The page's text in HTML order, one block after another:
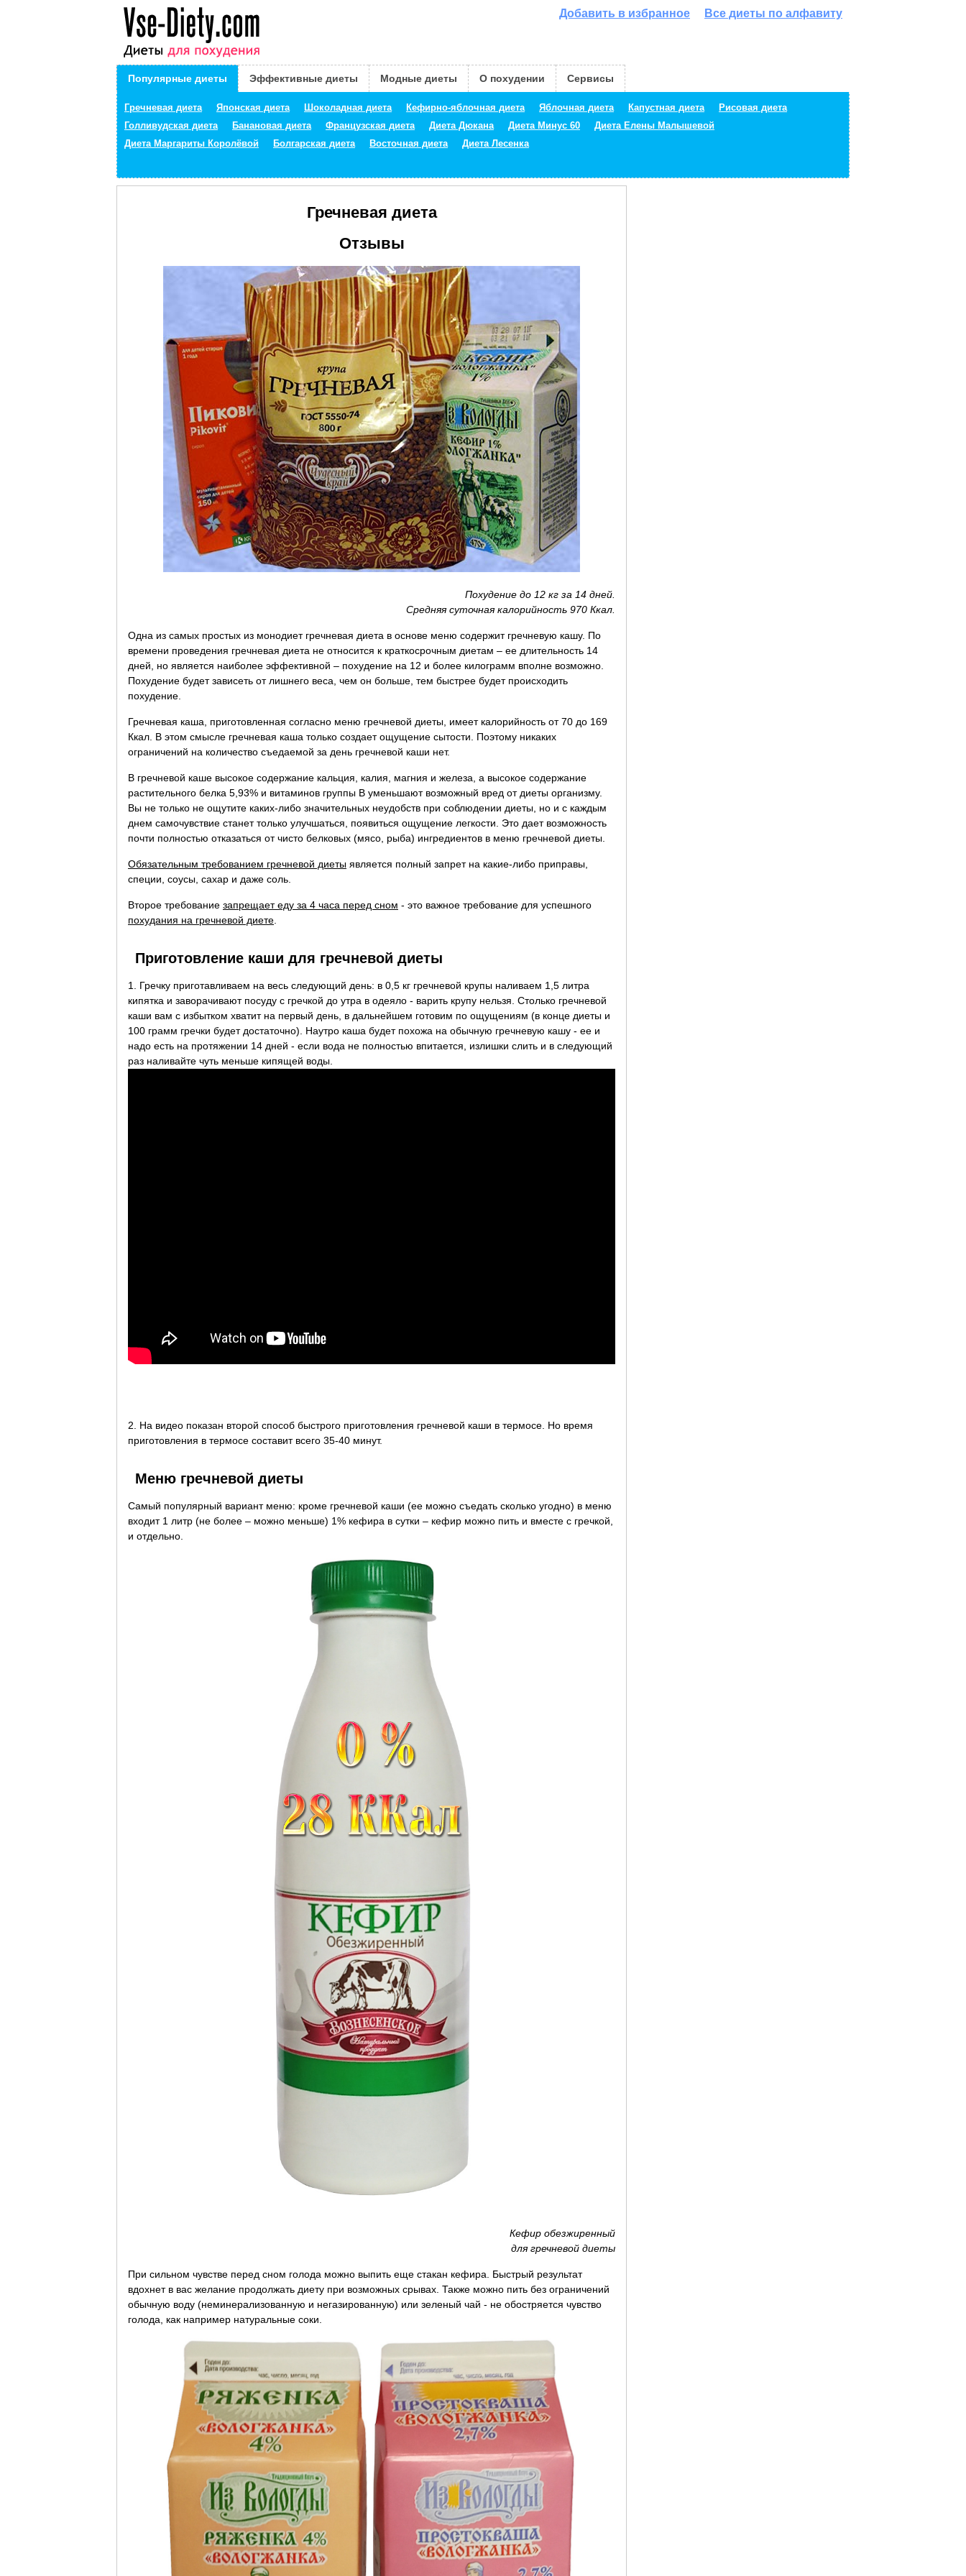
Все диеты по алфавиту
Добавить в избранное
Популярные диеты
Гречневая диета Японская диета Шоколадная диета Кефирно-яблочная диета Яблочная диета Капустная диета
Рисовая диета
Голливудская диета
Банановая диета Французская диета Диета Дюкана Диета Минус 60
Диета Елены Малышевой
Диета Маргариты Королёвой
Болгарская диета Восточная диета Диета Лесенка
Эффективные диеты Модные диеты О похудении Сервисы
Гречневая диета
Отзывы
Похудение до 12 кг за 14 дней.
Средняя суточная калорийность 970 Ккал.
Одна из самых простых из монодиет гречневая диета в основе меню содержит гречневую кашу. По
времени проведения гречневая диета не относится к краткосрочным диетам – ее длительность 14
дней, но является наиболее эффективной – похудение на 12 и более килограмм вполне возможно.
Похудение будет зависеть от лишнего веса, чем он больше, тем быстрее будет происходить
похудение.
Гречневая каша, приготовленная согласно меню гречневой диеты, имеет калорийность от 70 до 169
Ккал. В этом смысле гречневая каша только создает ощущение сытости. Поэтому никаких
ограничений на количество съедаемой за день гречневой каши нет.
В гречневой каше высокое содержание кальция, калия, магния и железа, а высокое содержание
растительного белка 5,93% и витаминов группы B уменьшают возможный вред от диеты организму.
Вы не только не ощутите каких-либо значительных неудобств при соблюдении диеты, но и с каждым
днем самочувствие станет только улучшаться, появиться ощущение легкости. Это дает возможность
почти полностью отказаться от чисто белковых (мясо, рыба) ингредиентов в меню гречневой диеты.
Обязательным требованием гречневой диеты является полный запрет на какие-либо приправы,
специи, соусы, сахар и даже соль.
Второе требование запрещает еду за 4 часа перед сном - это важное требование для успешного
похудания на гречневой диете
Приготовление каши для гречневой диеты
1. Гречку приготавливаем на весь следующий день: в 0,5 кг гречневой крупы наливаем 1,5 литра
кипятка и заворачивают посуду с гречкой до утра в одеяло - варить крупу нельзя. Столько гречневой
каши вам с избытком хватит на первый день, в дальнейшем готовим по ощущениям (в конце диеты и
100 грамм гречки будет достаточно). Наутро каша будет похожа на обычную гречневую кашу - ее и
надо есть на протяжении 14 дней - если вода не полностью впитается, излишки слить и в следующий
раз наливайте чуть меньше кипящей воды.
2. На видео показан второй способ быстрого приготовления гречневой каши в термосе. Но время
приготовления в термосе составит всего 35-40 минут.
Меню гречневой диеты
Самый популярный вариант меню: кроме гречневой каши (ее можно съедать сколько угодно) в меню
входит 1 литр (не более – можно меньше) 1% кефира в сутки – кефир можно пить и вместе с гречкой,
и отдельно.
Кефир обезжиренный
для гречневой диеты
При сильном чувстве перед сном голода можно выпить еще стакан кефира. Быстрый результат
вдохнет в вас желание продолжать диету при возможных срывах. Также можно пить без ограничений
обычную воду (неминерализованную и негазированную) или зеленый чай - не обостряется чувство
голода, как например натуральные соки.